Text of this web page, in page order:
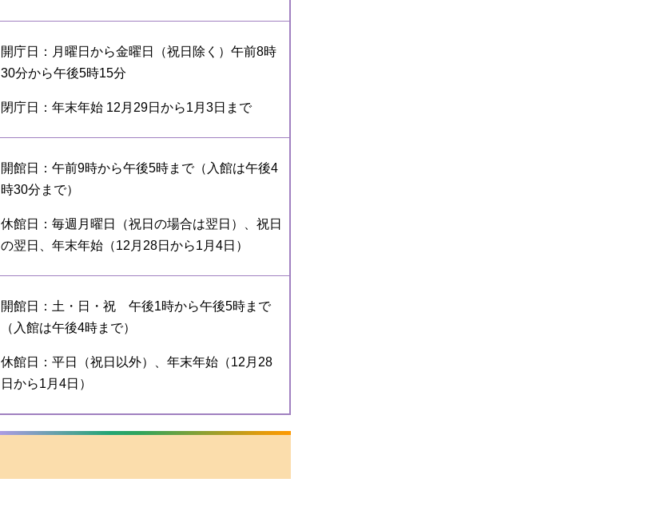
開庁日：月曜日から金曜日（祝日除く）午前8時
30分から午後5時15分
閉庁日：年末年始 12月29日から1月3日まで
開館日：午前9時から午後5時まで（入館は午後4
時30分まで）
休館日：毎週月曜日（祝日の場合は翌日）、祝日
の翌日、年末年始（12月28日から1月4日）
開館日：土・日・祝 午後1時から午後5時まで
（入館は午後4時まで）
休館日：平日（祝日以外）、年末年始（12月28
日から1月4日）